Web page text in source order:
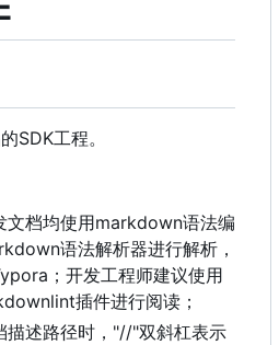
SDK工程。
文档均使用markdown语法编
语法解析器进行解析 ，
； 开发工程师建议使用
插件进行阅读 ；
描述路径时 ， "//"双斜杠表示